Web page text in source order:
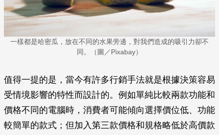
一樣都是哈密瓜，放在不同的水果旁邊，對我們造成的吸引力卻不
同。（圖／Pixabay）
值得一提的是，當今有許多行銷手法就是根據決策容易
受情境影響的特性而設計的。例如單純比較兩款功能和
價格不同的電腦時，消費者可能傾向選擇價位低、功能
較簡單的款式；但加入第三款價格和規格略低於高價款